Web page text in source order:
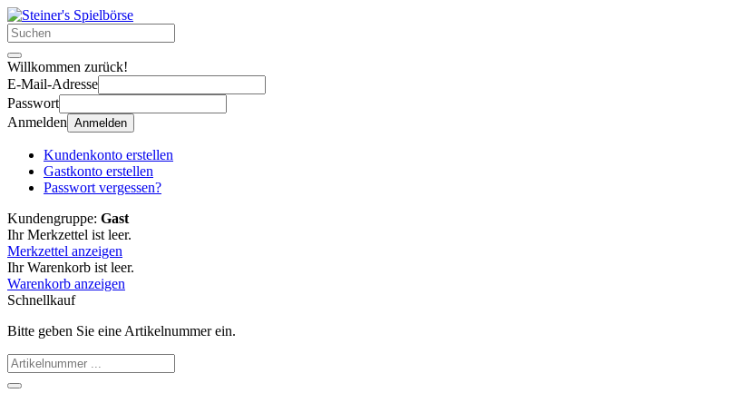
Willkommen zurück!
E-Mail-Adresse
Passwort
Anmelden Anmelden
Kundenkonto erstellen
Gastkonto erstellen
Passwort vergessen?
Kundengruppe: Gast
Ihr Merkzettel ist leer.
Merkzettel anzeigen
Ihr Warenkorb ist leer.
Warenkorb anzeigen
Schnellkauf
Bitte geben Sie eine Artikelnummer ein.